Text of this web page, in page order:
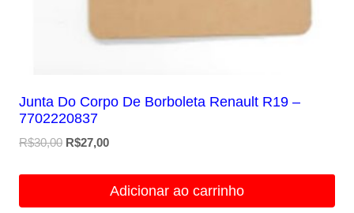
Junta Do Corpo De Borboleta Renault R19 –
7702220837
R$30,00 O
R$27,00O
é:
Adicionar ao carrinho